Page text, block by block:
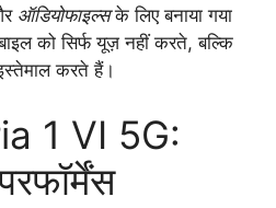
ऑडियोफाइल्सके लिए बनाया गया
को सिर्फ यूज़ नहीं करते, बल्कि
करते हैं।
1 VI 5G: